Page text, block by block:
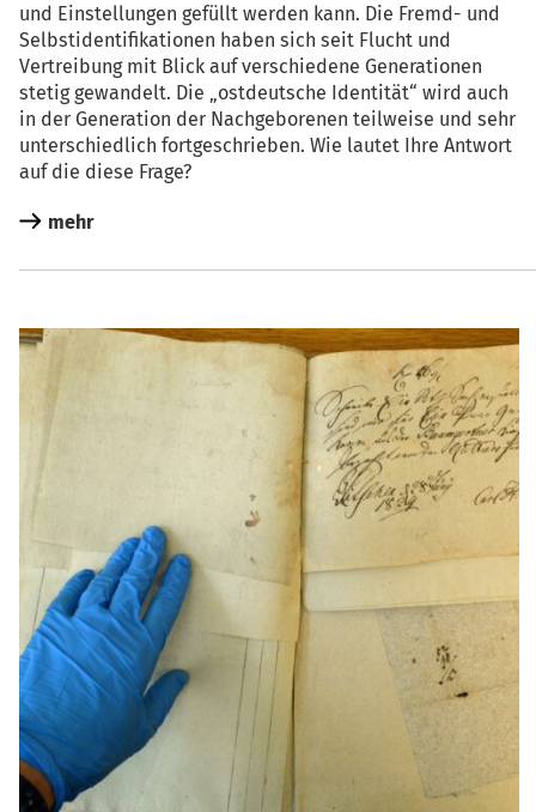
und Ein­stel­lun­gen gefüllt wer­den kann. Die Fremd- und
Selbst­iden­ti­fi­ka­tio­nen haben sich seit Flucht und
Ver­trei­bung mit Blick auf ver­schie­de­ne Gene­ra­tio­nen
ste­tig gewan­delt. Die „ost­deut­sche Iden­ti­tät“ wird auch
in der Gene­ra­ti­on der Nach­ge­bo­re­nen teil­wei­se und sehr
unter­schied­lich fort­ge­schrie­ben. Wie lau­tet Ihre Ant­wort
auf die die­se Frage?
mehr